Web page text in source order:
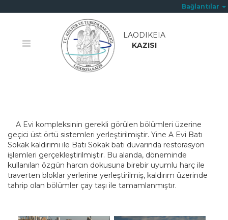
Bağlantılar
LAODIKEIA
KAZISI
A Evi kompleksinin gerekli görülen bölümleri üzerine
geçici üst örtü sistemleri yerleştirilmiştir. Yine A Evi Batı
Sokak kaldırımı ile Batı Sokak batı duvarında restorasyon
işlemleri gerçekleştirilmiştir. Bu alanda, döneminde
kullanılan özgün harcın dokusuna birebir uyumlu harç ile
traverten bloklar yerlerine yerleştirilmiş, kaldırım üzerinde
tahrip olan bölümler çay taşı ile tamamlanmıştır.